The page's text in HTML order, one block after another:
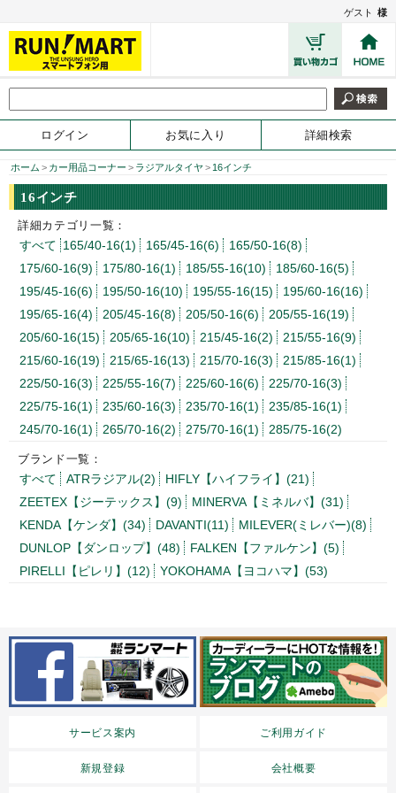
ゲスト 様
ログイン お気に入り 詳細検索
ホーム > カー用品コーナー > ラジアルタイヤ > 16インチ
16インチ
詳細カテゴリ一覧：
すべて 165/40-16(1) 165/45-16(6)
165/50-16(8)
175/60-16(9)
175/80-16(1) 185/55-16(10)
185/60-16(5)
195/45-16(6)
195/50-16(10) 195/55-16(15)
195/60-16(16)
195/65-16(4)
205/45-16(8) 205/50-16(6)
205/55-16(19)
205/60-16(15)
205/65-16(10) 215/45-16(2)
215/55-16(9)
215/60-16(19)
215/65-16(13) 215/70-16(3)
215/85-16(1)
225/50-16(3)
225/55-16(7) 225/60-16(6)
225/70-16(3)
225/75-16(1)
235/60-16(3) 235/70-16(1)
235/85-16(1)
245/70-16(1)
265/70-16(2) 275/70-16(1) 285/75-16(2)
ブランド一覧：
すべて ATRラジアル(2)
HIFLY【ハイフライ】(21)
ZEETEX【ジーテックス】(9)
MINERVA【ミネルバ】(31)
KENDA【ケンダ】(34)
DAVANTI(11)
MILEVER(ミレバー)(8)
DUNLOP【ダンロップ】(48)
FALKEN【ファルケン】(5)
PIRELLI【ピレリ】(12)
YOKOHAMA【ヨコハマ】(53)
サービス案内 ご利用ガイド
新規登録 会社概要